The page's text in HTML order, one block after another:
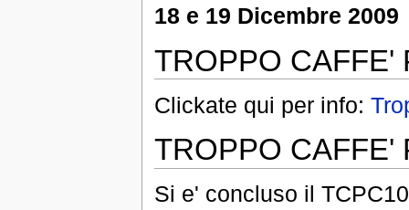
18 e 19 Dicembre 2009
TROPPO CAFFE'
Clickate qui per info:
TROPPO CAFFE'
Si e' concluso il